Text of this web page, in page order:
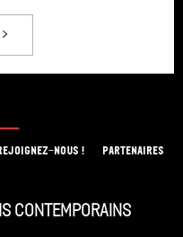
NOUS ! PARTENAIRES
contemporains